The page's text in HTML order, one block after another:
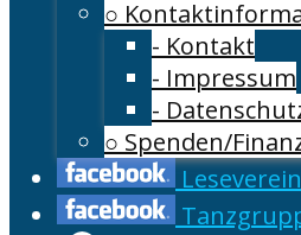
○
- Kontakt
- Impressum
-
○ Spenden/
Leseverein